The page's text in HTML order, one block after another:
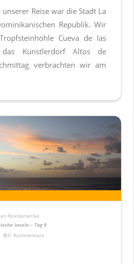
Reise war die Stadt La
Republik. Wir
Cueva de las
Künstlerdorf Altos de
verbrachten wir am
Nordamerika
Inseln – Tag 9
0 Kommentare